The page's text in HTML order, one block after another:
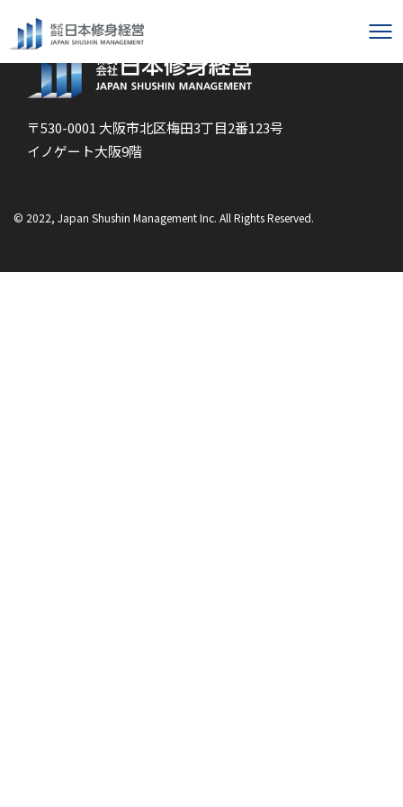
〒530-0001 大阪市北区梅田3丁目2番123号
イノゲート大阪9階
© 2022, Japan Shushin Management Inc. All Rights Reserved.